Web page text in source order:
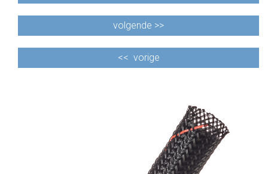
volgende >>
<< vorige